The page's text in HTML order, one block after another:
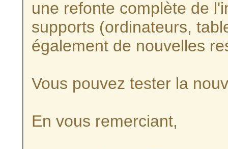
une refonte complète de
supports (ordinateurs,
également de nouvelles
Vous pouvez tester la
En vous remerciant,